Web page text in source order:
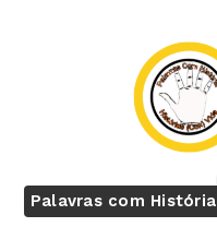
Palavras com História